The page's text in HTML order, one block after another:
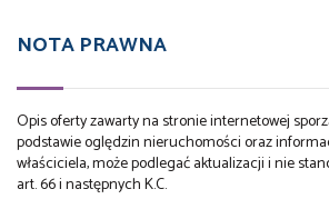
NOTA PRAWNA
Opis oferty zawarty na stronie internetowej
podstawie oględzin nieruchomości oraz
właściciela, może podlegać aktualizacji i nie
art. 66 i następnych K.C.